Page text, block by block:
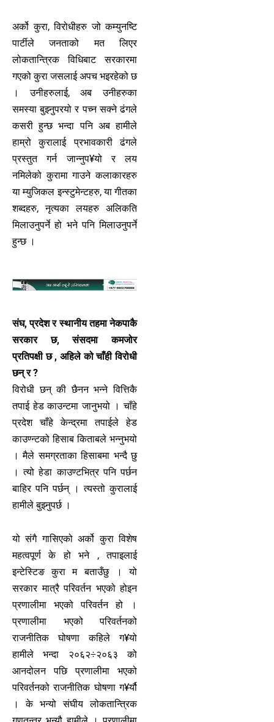
अर्को कुरा, विरोधीहरु जो कम्युनष्टि
पार्टीले जनताको मत लिएर
लोकतान्त्रिक विधिबाट सरकारमा
गएको कुरा जसलाई अपच भइरहेको छ
। उनीहरुलाई, अब उनीहरुका
समस्या बुझ्नुपरयो र पच्न सक्ने ढंगले
कसरी हुन्छ भन्दा पनि अब हामीले
हाम्रो कुरालाई प्रभावकारी ढंगले
प्रस्तुत गर्न जान्नुप¥यो र लय
नमिलेको कुरामा गाउने कलाकारहरु
या म्युजिकल इन्स्टुमेन्टहरु, या गीतका
शब्दहरु, नृत्यका लयहरु अलिकति
मिलाउनुपर्ने हो भने पनि मिलाउनुपर्ने
हुन्छ ।
संघ, प्रदेश र स्थानीय तहमा नेकपाकै
सरकार छ, संसदमा कमजोर
प्रतिपक्षी छ , अहिले को चाँही विरोधी
छन् र ?
विरोधी छन् की छैनन भन्ने वित्तिकै
तपाई हेड काउन्टमा जानुभयो । चाँहे
प्रदेश चाँहे केन्द्रमा तपाईले हेड
काउण्न्टको हिसाब किताबले भन्नुभयो
। मैले समग्रताका हिसाबमा भन्दै छु
। त्यो हेडा काउण्टभित्र पनि पर्छन
बाहिर पनि पर्छन् । त्यस्तो कुरालाई
हामीले बुझ्नुपर्छ ।
यो संगै गासिएको अर्को कुरा विशेष
महत्वपूर्ण के हो भने , तपाइलाई
इन्टेस्टिङ कुरा म बताउँछु । यो
सरकार मात्रै परिवर्तन भएको होइन
प्रणालीमा भएको परिवर्तन हो ।
प्रणालीमा भएको परिवर्तनको
राजनीतिक घोषणा कहिले ग¥यो
हामीले भन्दा २०६२÷२०६३ को
आनदोलन पछि प्रणालीमा भएको
परिवर्तनको राजनीतिक घोषणा ग¥र्यौ
। के भन्यो संघीय लोकतान्त्रिक